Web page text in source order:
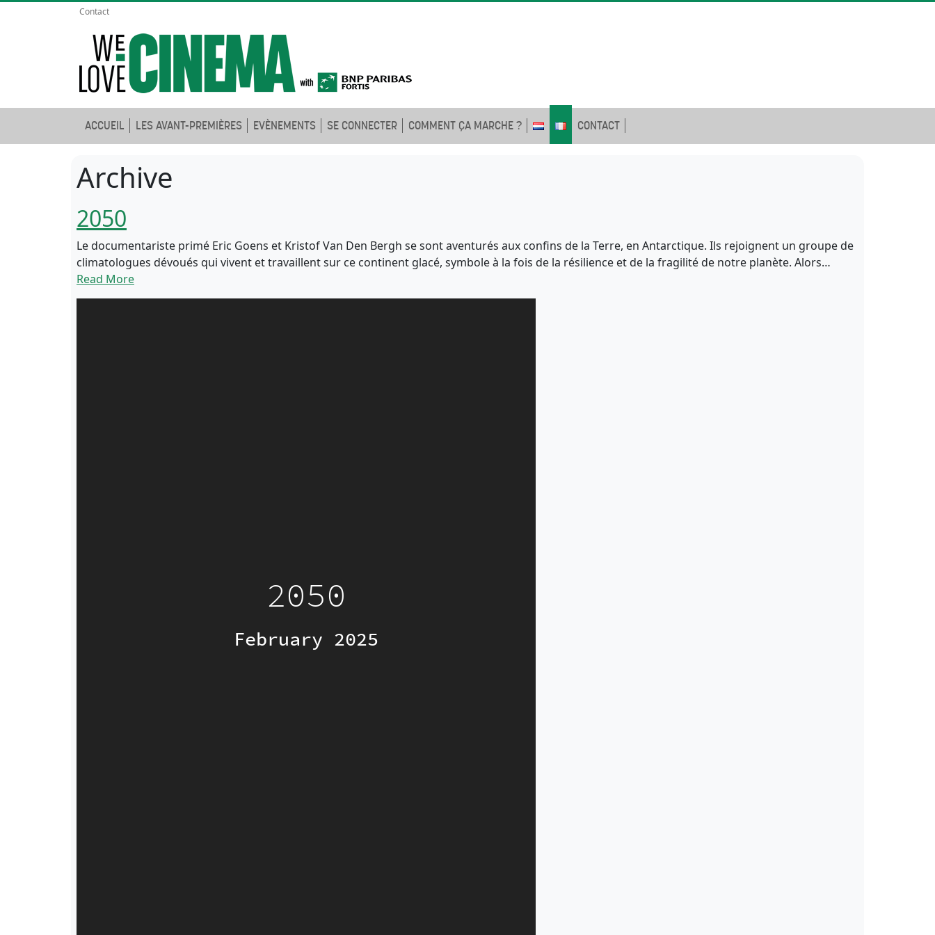
Contact
ACCUEIL LES AVANT-PREMIÈRES EVÈNEMENTS SE CONNECTER COMMENT ÇA MARCHE ? CONTACT
Archive
2050
Le documentariste primé Eric Goens et Kristof Van Den Bergh se sont aventurés aux confins de la Terre, en Antarctique. Ils rejoignent un groupe de
climatologues dévoués qui vivent et travaillent sur ce continent glacé, symbole à la fois de la résilience et de la fragilité de notre planète. Alors…
Read More